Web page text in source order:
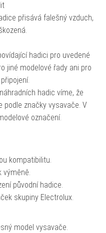
přisává falešný vzduch,
hadici pro uvedené
jiné modelové řady ani pro
hadic víme, že
podle značky vysavače. V
označení.
kompatibilitu.
výměně.
původní hadice.
skupiny Electrolux.
model vysavače.